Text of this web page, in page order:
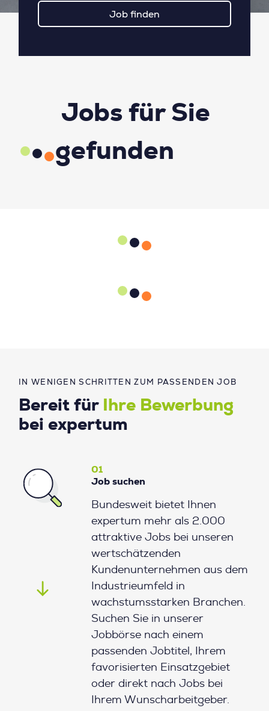
IN WENIGEN SCHRITTEN ZUM PASSENDEN JOB
Bereit für
Ihre Bewerbung
bei expertum
01
Job suchen
Bundesweit bietet Ihnen
expertum mehr als 2.000
attraktive Jobs bei unseren
wertschätzenden
Kundenunternehmen aus dem
Industrieumfeld in
wachstumsstarken Branchen.
Suchen Sie in unserer
Jobbörse nach einem
passenden Jobtitel, Ihrem
favorisierten Einsatzgebiet
oder direkt nach Jobs bei
Ihrem Wunscharbeitgeber.